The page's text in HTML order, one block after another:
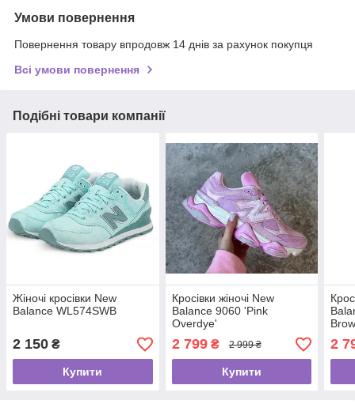
Умови повернення
Повернення товару впродовж 14 днів за рахунок покупця
Всі умови повернення
Подібні товари компанії
Жіночі кросівки New
Balance WL574SWB
2 150 ₴
Купити
Кросівки жіночі New
Balance 9060 'Pink
Overdye'
2 799₴ 2 999 ₴
Купити
2